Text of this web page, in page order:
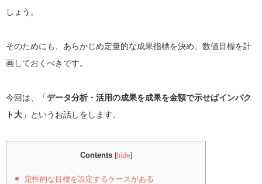
しょう。
そのためにも、あらかじめ定量的な成果指標を決め、数値目標を計
画しておくべきです。
今回は、「データ分析・活用の成果を成果を金額で示せばインパク
ト大 」というお話しをします。
Contents [hide]
定性的な目標を設定するケースがある